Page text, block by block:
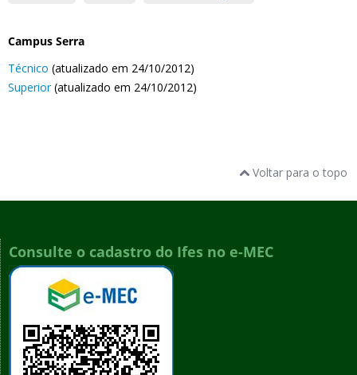
Campus Serra
Técnico (atualizado em 24/10/2012)
Superior(atualizado em 24/10/2012)
Voltar para o topo
Consulte o cadastro do Ifes no e-MEC